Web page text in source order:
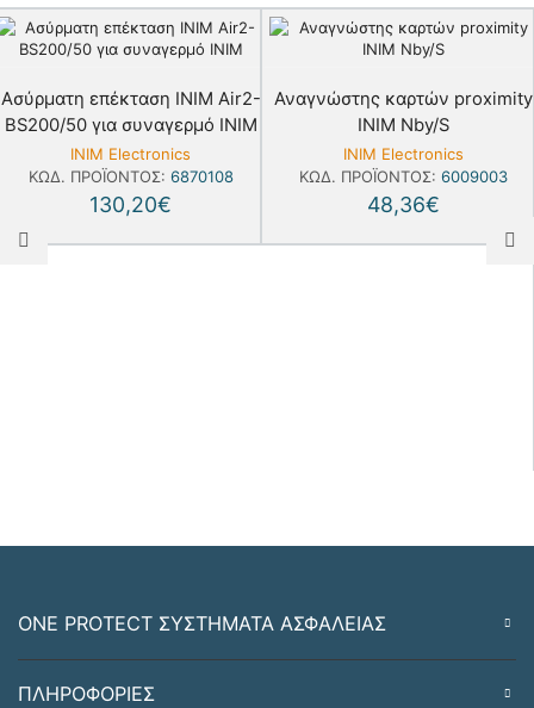
Ασύρματη επέκταση INIM Air2-
BS200/50 για συναγερμό INIM
INIM Electronics
ΚΩΔ. ΠΡΟΪΌΝΤΟΣ: 6870108
130,20€
Αναγνώστης καρτών proximity
INIM Nby/S
INIM Electronics
ΚΩΔ. ΠΡΟΪΌΝΤΟΣ: 6009003
48,36€
ONE PROTECT ΣΥΣΤΗΜΑΤΑ ΑΣΦΑΛΕΙΑΣ
ΠΛΗΡΟΦΟΡΙΕΣ